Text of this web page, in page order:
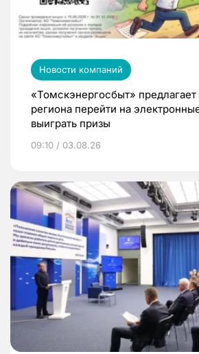
Новости компаний
«Томскэнергосбыт»
региона перейти на
выиграть призы
09:10 / 03.08.26